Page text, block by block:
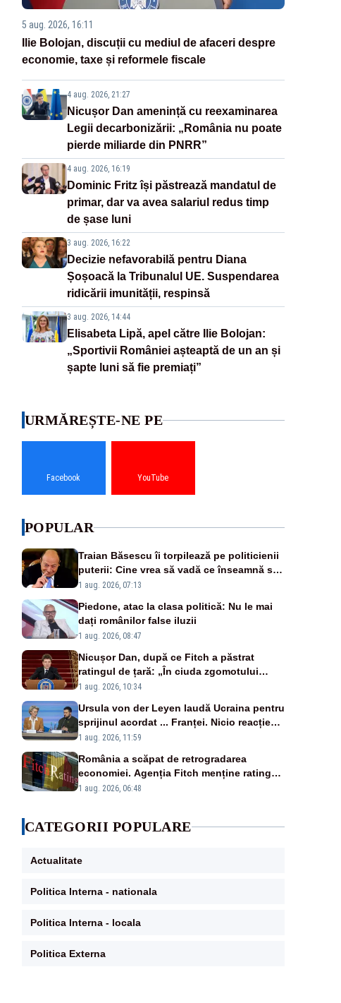
5 aug. 2026, 16:11
Ilie Bolojan, discuții cu mediul de afaceri despre
economie, taxe și reformele fiscale
4 aug. 2026, 21:27
Nicușor Dan amenință cu reexaminarea
Legii decarbonizării: „România nu poate
pierde miliarde din PNRR”
4 aug. 2026, 16:19
Dominic Fritz își păstrează mandatul de
primar, dar va avea salariul redus timp
de șase luni
3 aug. 2026, 16:22
Decizie nefavorabilă pentru Diana
Șoșoacă la Tribunalul UE. Suspendarea
ridicării imunității, respinsă
3 aug. 2026, 14:44
Elisabeta Lipă, apel către Ilie Bolojan:
„Sportivii României așteaptă de un an și
șapte luni să fie premiați”
URMĂREȘTE-NE PE
Facebook YouTube
POPULAR
Traian Băsescu îi torpilează pe politicienii
puterii: Cine vrea să vadă ce înseamnă să
fii prost, se uită la România
1 aug. 2026, 07:13
Piedone, atac la clasa politică: Nu le mai
dați românilor false iluzii
1 aug. 2026, 08:47
Nicușor Dan, după ce Fitch a păstrat
ratingul de țară: „În ciuda zgomotului
politic, România funcționează”
1 aug. 2026, 10:34
Ursula von der Leyen laudă Ucraina pentru
sprijinul acordat ... Franței. Nicio reacție
privind ajutorul energetic promis României
1 aug. 2026, 11:59
România a scăpat de retrogradarea
economiei. Agenția Fitch menține ratingul
„BBB-” cu perspectivă negativă
1 aug. 2026, 06:48
CATEGORII POPULARE
Actualitate
Politica Interna - nationala
Politica Interna - locala
Politica Externa